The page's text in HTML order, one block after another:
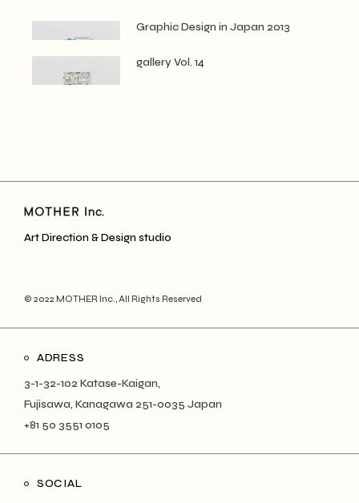
Graphic Design in Japan 2013
gallery Vol. 14
Art Direction & Design studio
© 2022 MOTHER Inc., All Rights Reserved
ADRESS
3-1-32-102 Katase-Kaigan,
Fujisawa, Kanagawa 251-0035 Japan
+81 50 3551 0105
SOCIAL